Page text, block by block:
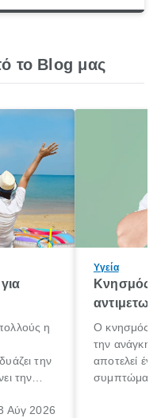
το Blog μας
η
την
την
Αύγ 2026
Υγεία
Κνησμός:
Ο κνησμός
την ανάγκη
αποτελεί